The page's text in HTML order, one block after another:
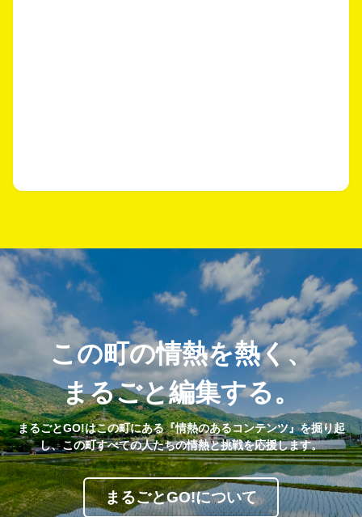
この町の情熱を熱く、
まるごと編集する。
まるごとGO!はこの町にある『情熱のあるコンテンツ』を掘り起
し、この町すべての人たちの情熱と挑戦を応援します。
まるごとGO!について